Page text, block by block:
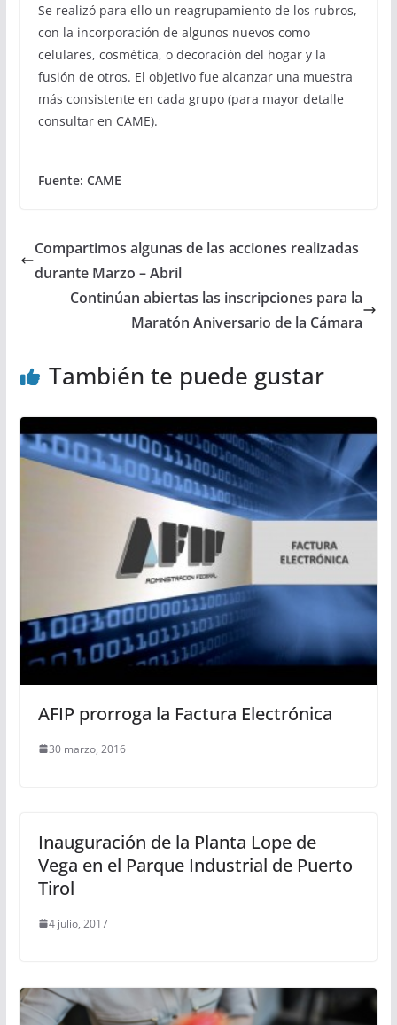
Se realizó para ello un reagrupamiento de los rubros,
con la incorporación de algunos nuevos como
celulares, cosmética, o decoración del hogar y la
fusión de otros. El objetivo fue alcanzar una muestra
más consistente en cada grupo (para mayor detalle
consultar en CAME).
Fuente: CAME
Compartimos algunas de las acciones realizadas
durante Marzo – Abril
Continúan abiertas las inscripciones para la
Maratón Aniversario de la Cámara
También te puede gustar
AFIP prorroga la Factura Electrónica
30 marzo, 2016
Inauguración de la Planta Lope de
Vega en el Parque Industrial de Puerto
Tirol
4 julio, 2017